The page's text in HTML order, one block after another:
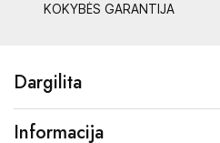
KOKYBĖS GARANTIJA
Dargilita
Informacija